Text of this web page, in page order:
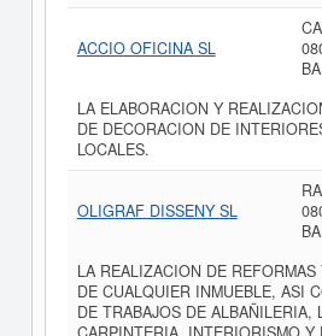
ACCIO OFICINA SL
LA ELABORACION Y
DE DECORACION DE
LOCALES.
OLIGRAF DISSENY SL
LA REALIZACION DE
DE CUALQUIER INMUEBLE, ASI
DE TRABAJOS DE ALBAÑILERIA,